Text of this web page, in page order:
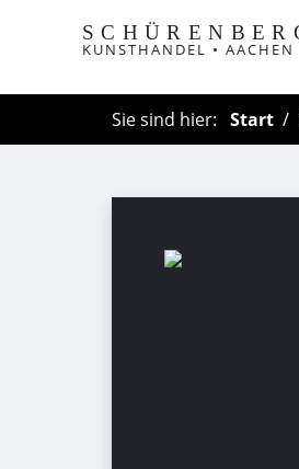
KUNSTHANDEL • AACHEN
Sie sind hier: Start